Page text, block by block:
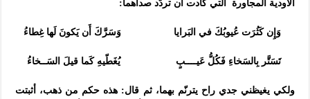
الأودية المجاورة التي كادت أن تردّد صداهما:
وَإِن كَثُرَت عُيوبُكَ في البَرايا وَسَرَّكَ أَن يَكونَ لَها غِطاءُ
تَسَتَّر بِالسَخاءِ فَكُلُّ عَيــــبٍ يُغَطّيهِ كَما قيلَ السَــخاءُ
ولكي يغيظني جدي راح يترنّم بهما، ثم قال: هذه حكم من ذهب، أثبتت